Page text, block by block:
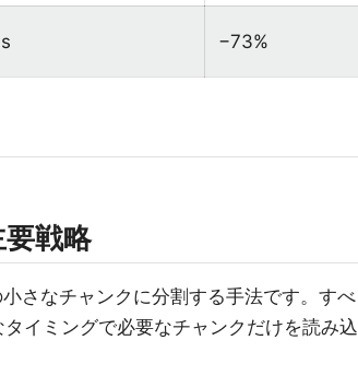
−73%
戦略
さなチャンクに分割する手法です。すべ
イミングで必要なチャンクだけを読み込